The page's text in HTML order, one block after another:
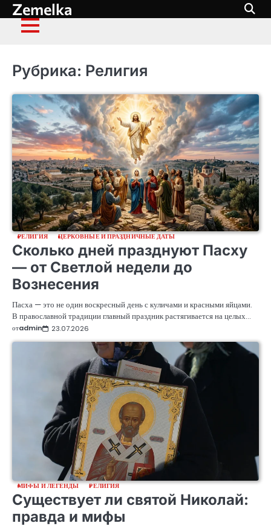
Перейти
к
содержимому
Zemelka
Рубрика: Религия
РЕЛИГИЯ ЦЕРКОВНЫЕ И ПРАЗДНИЧНЫЕ ДАТЫ
Сколько дней празднуют Пасху
— от Светлой недели до
Вознесения
Пасха — это не один воскресный день с куличами и красными яйцами.
В православной традиции главный праздник растягивается на целых…
отadmin 23.07.2026
МИФЫ И ЛЕГЕНДЫ РЕЛИГИЯ
Существует ли святой Николай:
правда и мифы